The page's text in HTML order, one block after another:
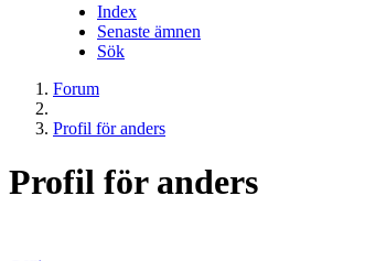
Index
Senaste ämnen
Sök
Forum
Profil för anders
Profil för anders